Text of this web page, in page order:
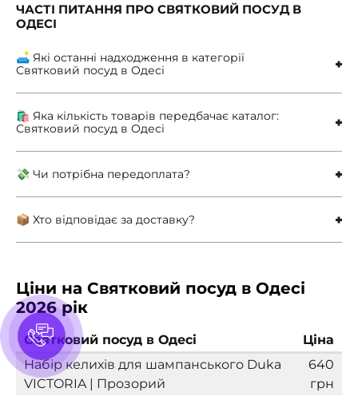
ЧАСТІ ПИТАННЯ ПРО СВЯТКОВИЙ ПОСУД В
ОДЕСІ
🛋 Які останні надходження в категорії
Святковий посуд в Одесі
🛍 Яка кількість товарів передбачає каталог:
Святковий посуд в Одесі
💸 Чи потрібна передоплата?
📦 Хто відповідає за доставку?
Ціни на Святковий посуд в Одесі
2026 рік
Святковий посуд в Одесі
Ціна
Набір келихів для шампанського Duka
VICTORIA | Прозорий
640
грн